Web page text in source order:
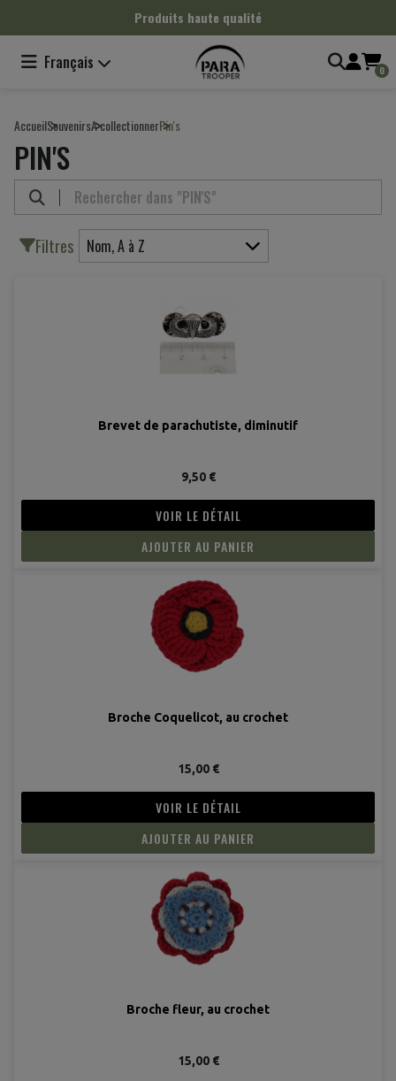
Produits haute qualité
Français 0
AccueilSouvenirsA collectionnerPin's
PIN'S
Filtres Nom, A à Z
Brevet de parachutiste, diminutif
9,50 €
VOIR LE DÉTAIL
AJOUTER AU PANIER
Broche Coquelicot, au crochet
15,00 €
VOIR LE DÉTAIL
AJOUTER AU PANIER
Broche fleur, au crochet
15,00 €